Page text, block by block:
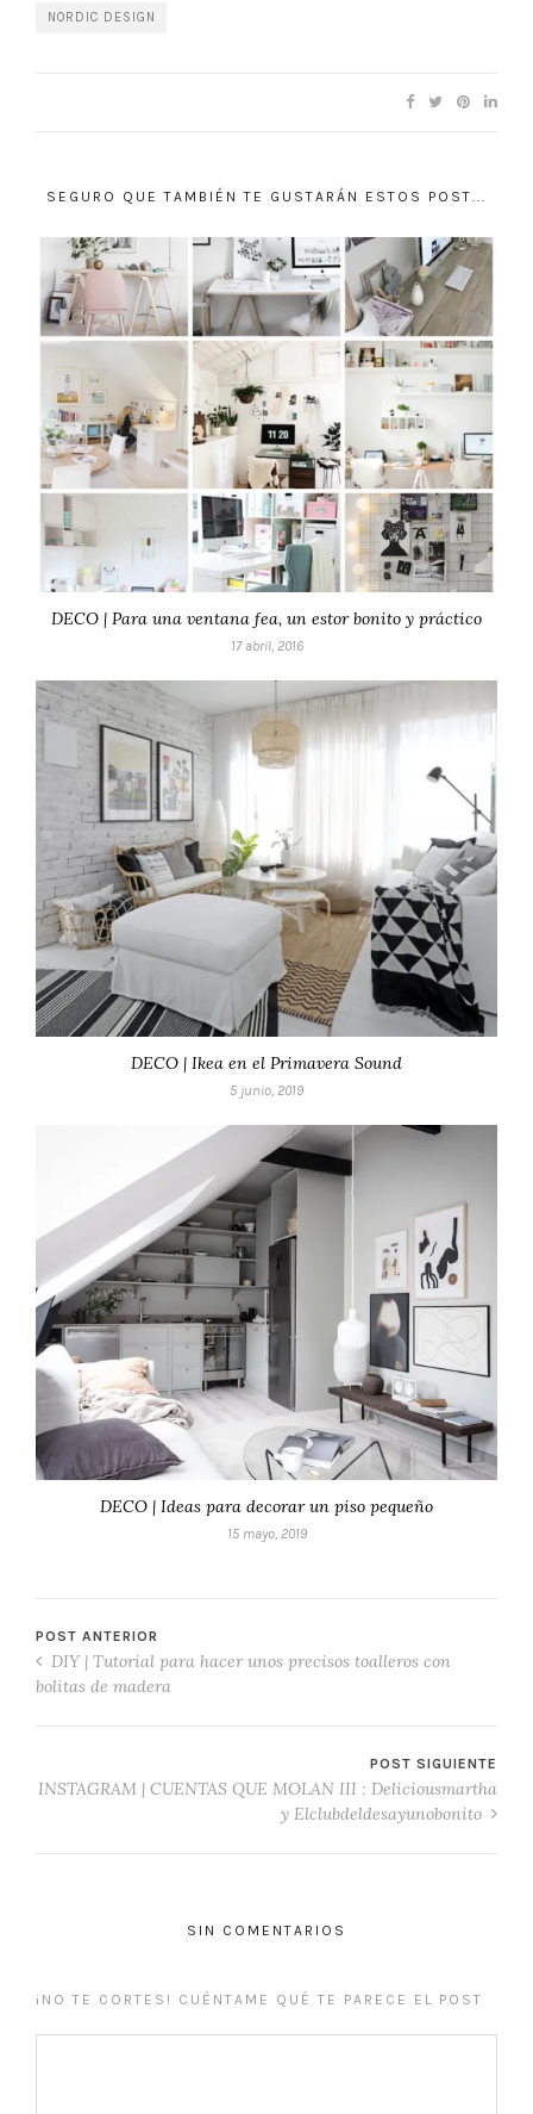
NORDIC DESIGN
SEGURO QUE TAMBIÉN TE GUSTARÁN ESTOS POST...
DECO | Para una ventana fea, un estor bonito y práctico
17 abril, 2016
DECO | Ikea en el Primavera Sound
5 junio, 2019
DECO | Ideas para decorar un piso pequeño
15 mayo, 2019
POST ANTERIOR
DIY | Tutorial para hacer unos precisos toalleros con
bolitas de madera
POST SIGUIENTE
INSTAGRAM | CUENTAS QUE MOLAN III : Deliciousmartha
y Elclubdeldesayunobonito
SIN COMENTARIOS
¡NO TE CORTES! CUÉNTAME QUÉ TE PARECE EL POST